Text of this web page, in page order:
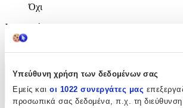
Υπεύθυνη χρήση των δεδομένων σας
Εμείς και οι 1022 συνεργάτες μας
προσωπικά σας δεδομένα, π.χ. τη
Όχι
Χειροποίητο
Χαρακτηριστικά